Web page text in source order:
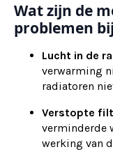
Wat zijn de
problemen
Lucht in de
verwarming
radiatoren
Verstopte
verminderde
werking van